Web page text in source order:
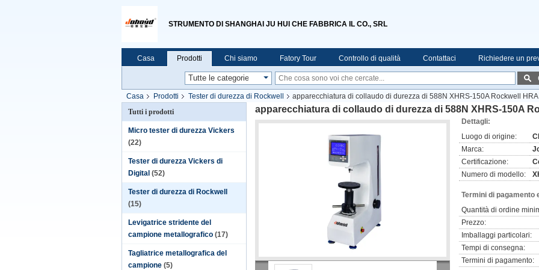
STRUMENTO DI SHANGHAI JU HUI CHE FABBRICA IL CO., SRL
Casa Prodotti Chi siamo Fatory Tour Controllo di qualità Contattaci Richiedere un
Casa Prodotti Tester di durezza di Rockwell
apparecchiatura di collaudo di durezza di 588N XHRS-150A Rockwell HRA
Tutti i prodotti
Micro tester di durezza Vickers
(22)
Tester di durezza Vickers di
Digital (52)
Tester di durezza di Rockwell
(15)
Levigatrice stridente del
campione metallografico (17)
Tagliatrice metallografica del
campione (5)
apparecchiatura di collaudo di durezza di 588N XHRS-150A
Dettagli:
Luogo di origine:
Marca:
Certificazione:
Numero di modello:
Termini di pagamento
Quantità di ordine
Prezzo:
Imballaggi particolari:
Tempi di consegna:
Termini di pagamento: